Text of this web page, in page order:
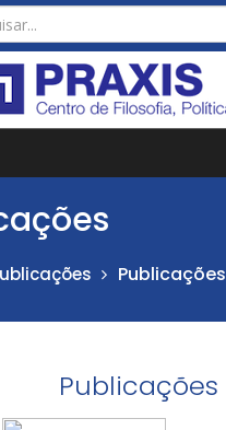
Publicações
Publicações